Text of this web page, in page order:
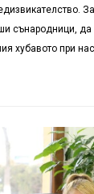
сънародници, да
хубавото при